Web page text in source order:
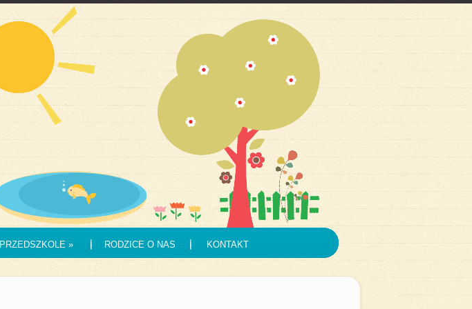
PRZEDSZKOLE» RODZICE O NAS KONTAKT